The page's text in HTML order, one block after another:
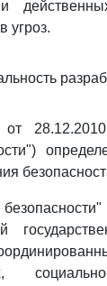
угроз.
от